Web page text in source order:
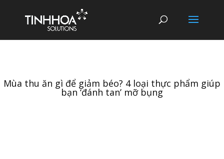
Mùa thu ăn gì để giảm béo? 4 loại thực phẩm giúp
bạn ‘đánh tan’ mỡ bụng